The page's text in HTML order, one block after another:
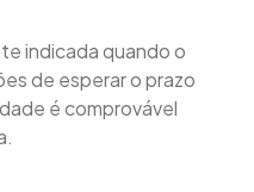
indicada quando o
de esperar o prazo
é comprovável